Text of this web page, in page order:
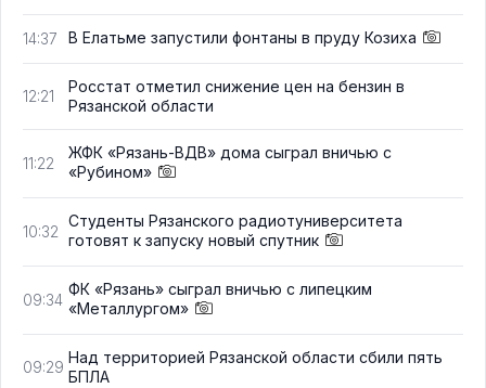
14:37 В Елатьме запустили фонтаны в пруду Козиха
12:21
Росстат отметил снижение цен на бензин в
Рязанской области
11:22
ЖФК «Рязань-ВДВ» дома сыграл вничью с
«Рубином»
10:32
Студенты Рязанского радиотуниверситета
готовят к запуску новый спутник
09:34
ФК «Рязань» сыграл вничью с липецким
«Металлургом»
09:29
Над территорией Рязанской области сбили пять
БПЛА